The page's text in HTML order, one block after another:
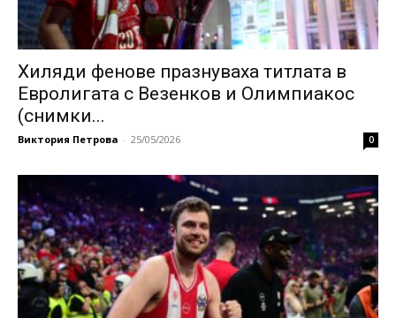
Хиляди фенове празнуваха титлата в
Евролигата с Везенков и Олимпиакос
(снимки...
Виктория Петрова - 25/05/2026 0